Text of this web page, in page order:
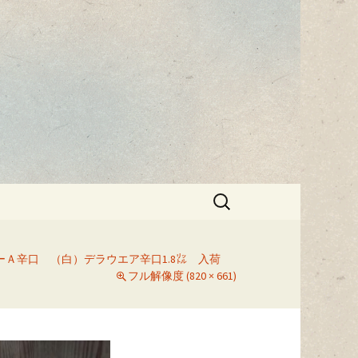
しばさき」
検
Ａ辛口 （白）デラウエア辛口1.8㍑ 入荷
フル解像度 (820 × 661)